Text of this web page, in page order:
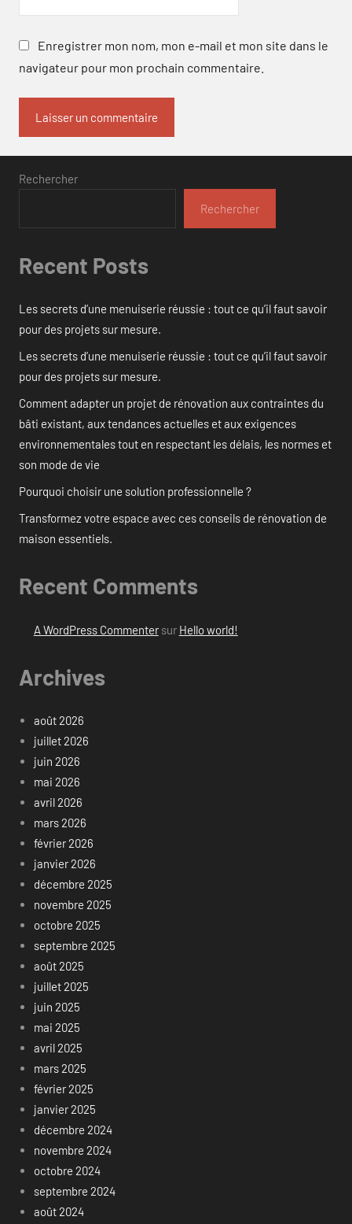
Enregistrer mon nom, mon e-mail et mon site dans le
navigateur pour mon prochain commentaire.
Rechercher
Rechercher
Recent Posts
Les secrets d’une menuiserie réussie : tout ce qu’il faut savoir
pour des projets sur mesure.
Les secrets d’une menuiserie réussie : tout ce qu’il faut savoir
pour des projets sur mesure.
Comment adapter un projet de rénovation aux contraintes du
bâti existant, aux tendances actuelles et aux exigences
environnementales tout en respectant les délais, les normes et
son mode de vie
Pourquoi choisir une solution professionnelle ?
Transformez votre espace avec ces conseils de rénovation de
maison essentiels.
Recent Comments
A WordPress Commentersur Hello world!
Archives
août 2026
juillet 2026
juin 2026
mai 2026
avril 2026
mars 2026
février 2026
janvier 2026
décembre 2025
novembre 2025
octobre 2025
septembre 2025
août 2025
juillet 2025
juin 2025
mai 2025
avril 2025
mars 2025
février 2025
janvier 2025
décembre 2024
novembre 2024
octobre 2024
septembre 2024
août 2024